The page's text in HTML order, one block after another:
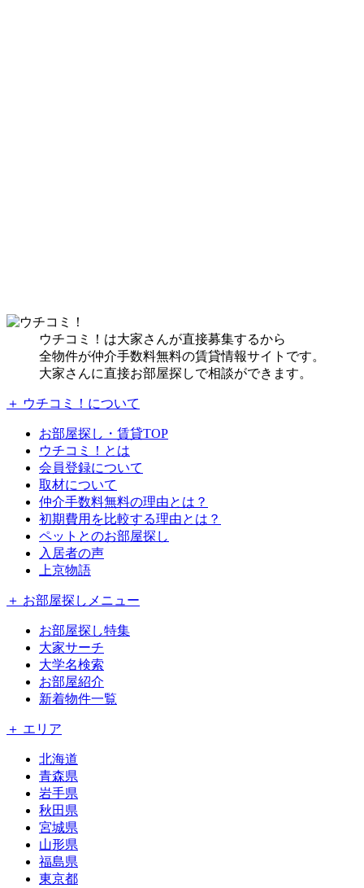
ウチコミ！は大家さんが直接募集するから
全物件が仲介手数料無料の賃貸情報サイトです。
大家さんに直接お部屋探しで相談ができます。
＋ ウチコミ！について
お部屋探し・賃貸TOP
ウチコミ！とは
会員登録について
取材について
仲介手数料無料の理由とは？
初期費用を比較する理由とは？
ペットとのお部屋探し
入居者の声
上京物語
＋ お部屋探しメニュー
お部屋探し特集
大家サーチ
大学名検索
お部屋紹介
新着物件一覧
＋ エリア
北海道
青森県
岩手県
秋田県
宮城県
山形県
福島県
東京都